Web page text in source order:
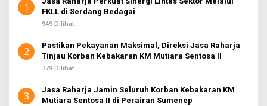
1
FKLL di Serdang Bedagai
949 Dilihat
2
Pastikan Pekayanan Maksimal, Direksi Jasa Raharja
Tinjau Korban Kebakaran KM Mutiara Sentosa II
779 Dilihat
3
Jasa Raharja Jamin Seluruh Korban Kebakaran KM
Mutiara Sentosa II di Perairan Sumenep